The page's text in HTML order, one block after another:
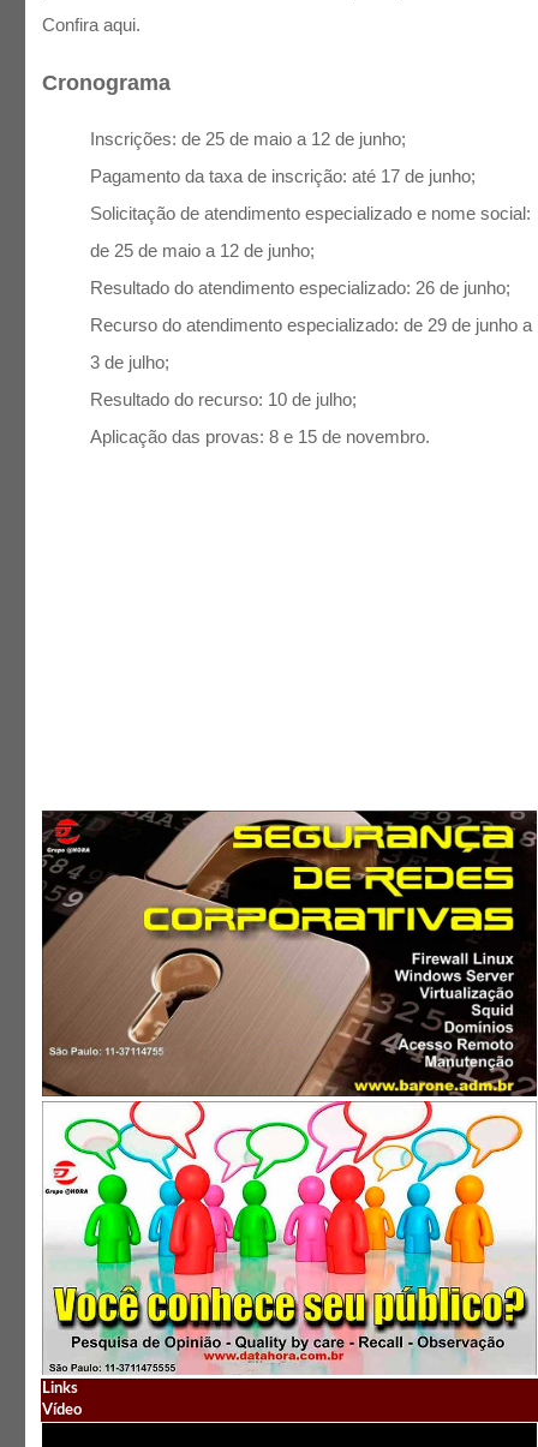
Confiraaqui.
Cronograma
Inscrições: de 25 de maio a 12 de junho;
Pagamento da taxa de inscrição: até 17 de junho;
Solicitação de atendimento especializado e nome social:
de 25 de maio a 12 de junho;
Resultado do atendimento especializado: 26 de junho;
Recurso do atendimento especializado: de 29 de junho a
3 de julho;
Resultado do recurso: 10 de julho;
Aplicação das provas: 8 e 15 de novembro.
Links
Vídeo